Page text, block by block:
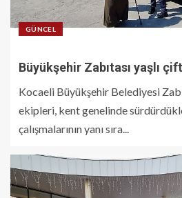
GÜNCEL
Büyükşehir Zabıtası yaşlı
Kocaeli Büyükşehir Belediyesi
ekipleri, kent genelinde
çalışmalarının yanı sıra...